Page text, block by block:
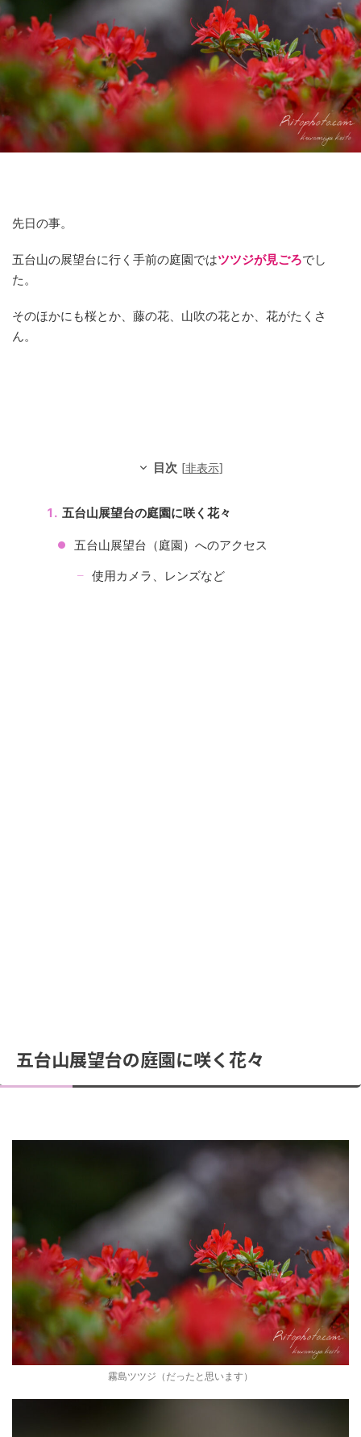
先日の事。
五台山の展望台に行く手前の庭園ではツツジが見ごろでし
た。
そのほかにも桜とか、藤の花、山吹の花とか、花がたくさ
ん。
目次 [非表示]
五台山展望台の庭園に咲く花々
五台山展望台（庭園）へのアクセス
使用カメラ、レンズなど
五台山展望台の庭園に咲く花々
霧島ツツジ（だったと思います）